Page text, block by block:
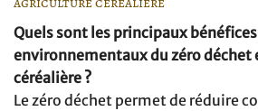
Quels sont les principaux bénéfices
environnementaux du zéro déchet
céréalière ?
Le zéro déchet permet de réduire